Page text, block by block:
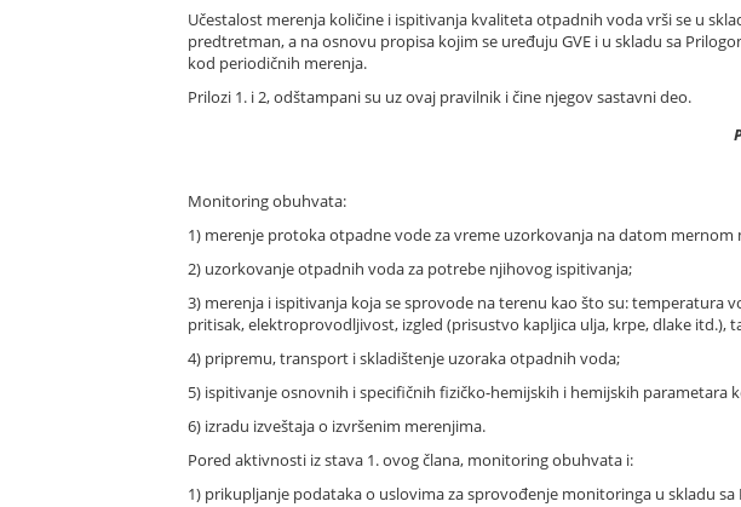
Učestalost merenja količine i ispitivanja kvaliteta otpadnih voda vrši se u
predtretman, a na osnovu propisa kojim se uređuju GVE i u skladu sa
kod periodičnih merenja.
Prilozi 1. i 2, odštampani su uz ovaj pravilnik i čine njegov sastavni deo.
Monitoring obuhvata:
1) merenje protoka otpadne vode za vreme uzorkovanja na datom
2) uzorkovanje otpadnih voda za potrebe njihovog ispitivanja;
3) merenja i ispitivanja koja se sprovode na terenu kao što su:
pritisak, elektroprovodljivost, izgled (prisustvo kapljica ulja, krpe, dlake itd.),
4) pripremu, transport i skladištenje uzoraka otpadnih voda;
5) ispitivanje osnovnih i specifičnih fizičko-hemijskih i hemijskih
6) izradu izveštaja o izvršenim merenjima.
Pored aktivnosti iz stava 1. ovog člana, monitoring obuhvata i:
1) prikupljanje podataka o uslovima za sprovođenje monitoringa u skladu